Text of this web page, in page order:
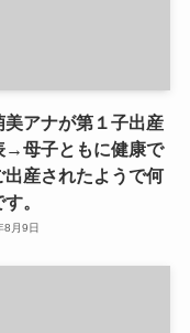
美アナが第１子出産
→母子ともに健康で
出産されたようで何
。
8月9日